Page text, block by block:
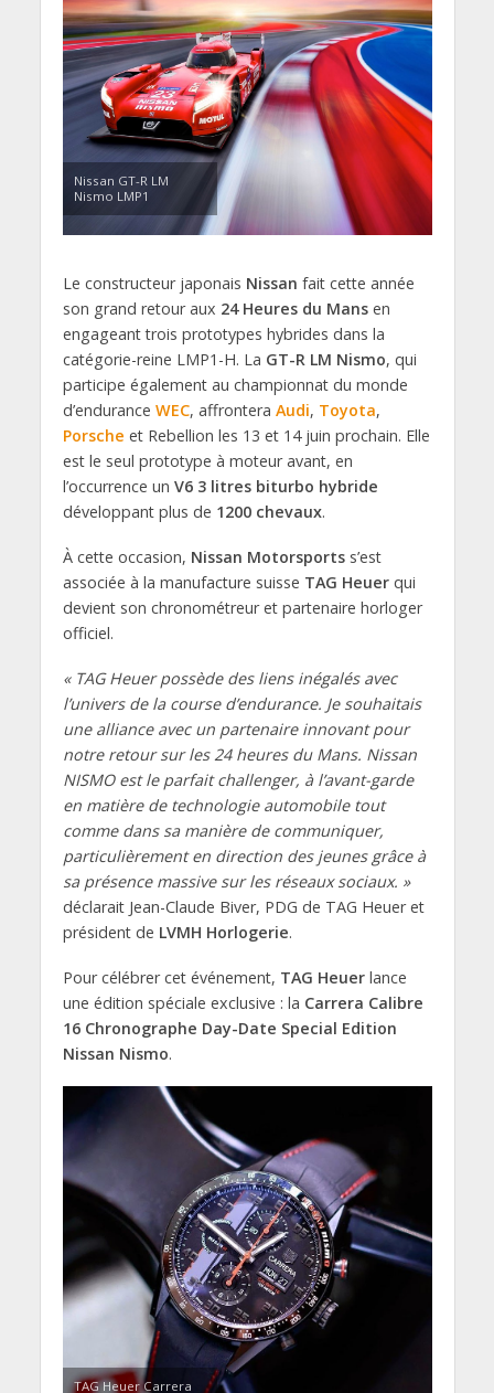
Nissan GT-R LM
Nismo LMP1
Le constructeur japonais Nissan fait cette année
son grand retour aux 24 Heures du Mansen
engageant trois prototypes hybrides dans la
catégorie-reine LMP1-H. La GT-R LM Nismo, qui
participe également au championnat du monde
d’endurance WEC, affrontera Audi, Toyota,
Porsche et Rebellion les 13 et 14 juin prochain. Elle
est le seul prototype à moteur avant, en
l’occurrence un V6 3 litres biturbo hybride
développant plus de 1200 chevaux.
À cette occasion, Nissan Motorsportss’est
associée à la manufacture suisse TAG Heuerqui
devient son chronométreur et partenaire horloger
officiel.
« TAG Heuer possède des liens inégalés avec
l’univers de la course d’endurance. Je souhaitais
une alliance avec un partenaire innovant pour
notre retour sur les 24 heures du Mans. Nissan
NISMO est le parfait challenger, à l’avant-garde
en matière de technologie automobile tout
comme dans sa manière de communiquer,
particulièrement en direction des jeunes grâce à
sa présence massive sur les réseaux sociaux. »
déclarait Jean-Claude Biver, PDG de TAG Heuer et
président de LVMH Horlogerie.
Pour célébrer cet événement, TAG Heuerlance
une édition spéciale exclusive : la Carrera Calibre
16 Chronographe Day-Date Special Edition
Nissan Nismo.
TAG Heuer Carrera